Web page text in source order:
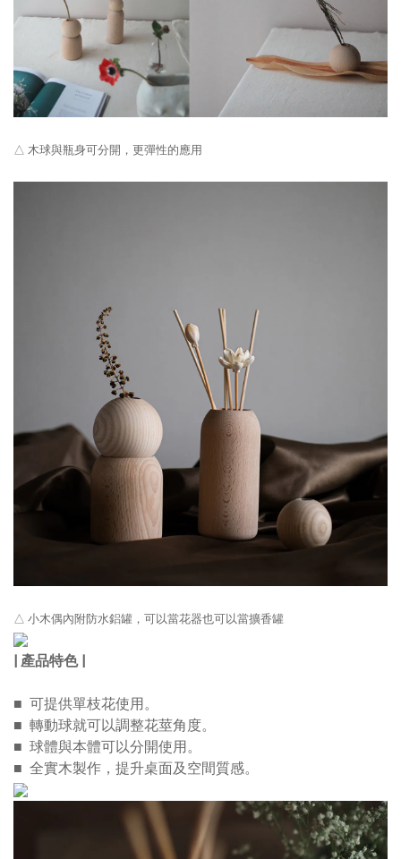
△ 木球與瓶身可分開，更彈性的應用
△ 小木偶內附防水鋁罐，可以當花器也可以當擴香罐
| 產品特色 |
■ 可提供單枝花使用。
■ 轉動球就可以調整花莖角度。
■ 球體與本體可以分開使用。
■ 全實木製作，提升桌面及空間質感。